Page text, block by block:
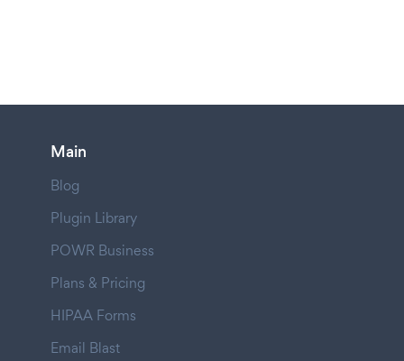
Main
Blog
Plugin Library
POWR Business
Plans & Pricing
HIPAA Forms
Email Blast